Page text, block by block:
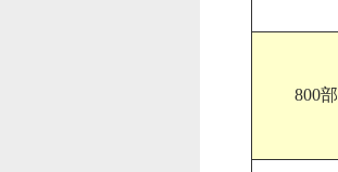
800部